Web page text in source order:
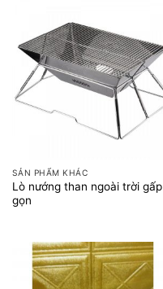
SẢN PHẨM KHÁC
Lò nướng than ngoài trời gấp
gọn